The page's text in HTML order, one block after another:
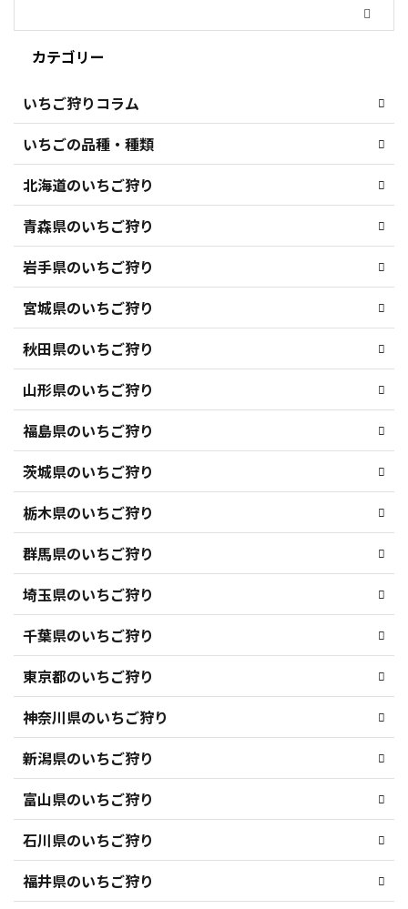
カテゴリー
いちご狩りコラム
いちごの品種・種類
北海道のいちご狩り
青森県のいちご狩り
岩手県のいちご狩り
宮城県のいちご狩り
秋田県のいちご狩り
山形県のいちご狩り
福島県のいちご狩り
茨城県のいちご狩り
栃木県のいちご狩り
群馬県のいちご狩り
埼玉県のいちご狩り
千葉県のいちご狩り
東京都のいちご狩り
神奈川県のいちご狩り
新潟県のいちご狩り
富山県のいちご狩り
石川県のいちご狩り
福井県のいちご狩り